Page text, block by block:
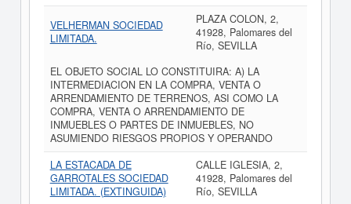
VELHERMAN SOCIEDAD
LIMITADA.
PLAZA COLON, 2,
41928, Palomares del
Río, SEVILLA
EL OBJETO SOCIAL LO CONSTITUIRA: A) LA
INTERMEDIACION EN LA COMPRA, VENTA O
ARRENDAMIENTO DE TERRENOS, ASI COMO LA
COMPRA, VENTA O ARRENDAMIENTO DE
INMUEBLES O PARTES DE INMUEBLES, NO
ASUMIENDO RIESGOS PROPIOS Y OPERANDO
LA ESTACADA DE
GARROTALES SOCIEDAD
LIMITADA. (EXTINGUIDA)
CALLE IGLESIA, 2,
41928, Palomares del
Río, SEVILLA